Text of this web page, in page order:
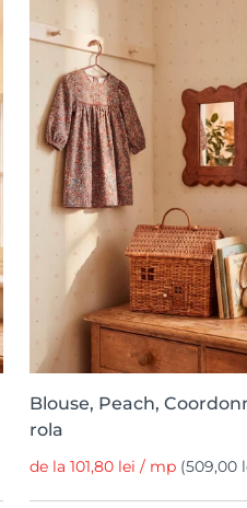
Blouse, Peach,
rola
de la 101,80 lei / mp (509,00